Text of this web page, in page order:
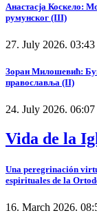
Анастасја Коскело:
румунског (III)
27. July 2026. 03:43
Зоран Милошевић:
православља (II)
24. July 2026. 06:07
Vida de la
Una peregrinación
espirituales de la
16. March 2026.